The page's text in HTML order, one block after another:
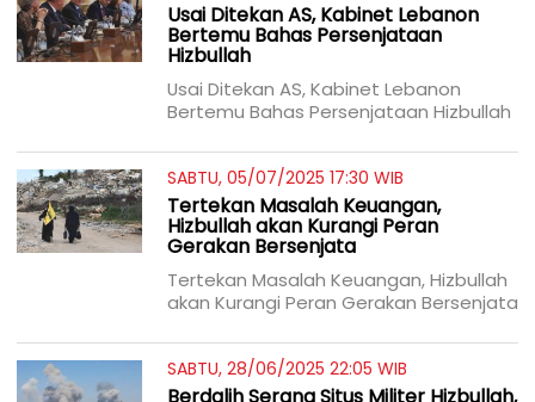
Usai Ditekan AS, Kabinet Lebanon
Bertemu Bahas Persenjataan
Hizbullah
Usai Ditekan AS, Kabinet Lebanon
Bertemu Bahas Persenjataan Hizbullah
SABTU, 05/07/2025 17:30 WIB
Tertekan Masalah Keuangan,
Hizbullah akan Kurangi Peran
Gerakan Bersenjata
Tertekan Masalah Keuangan, Hizbullah
akan Kurangi Peran Gerakan Bersenjata
SABTU, 28/06/2025 22:05 WIB